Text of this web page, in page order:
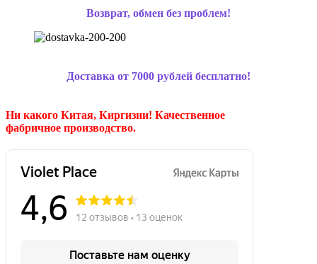
Возврат, обмен без проблем!
Доставка от 7000 рублей бесплатно!
Ни какого Китая, Киргизии! Качественное
фабричное производство.